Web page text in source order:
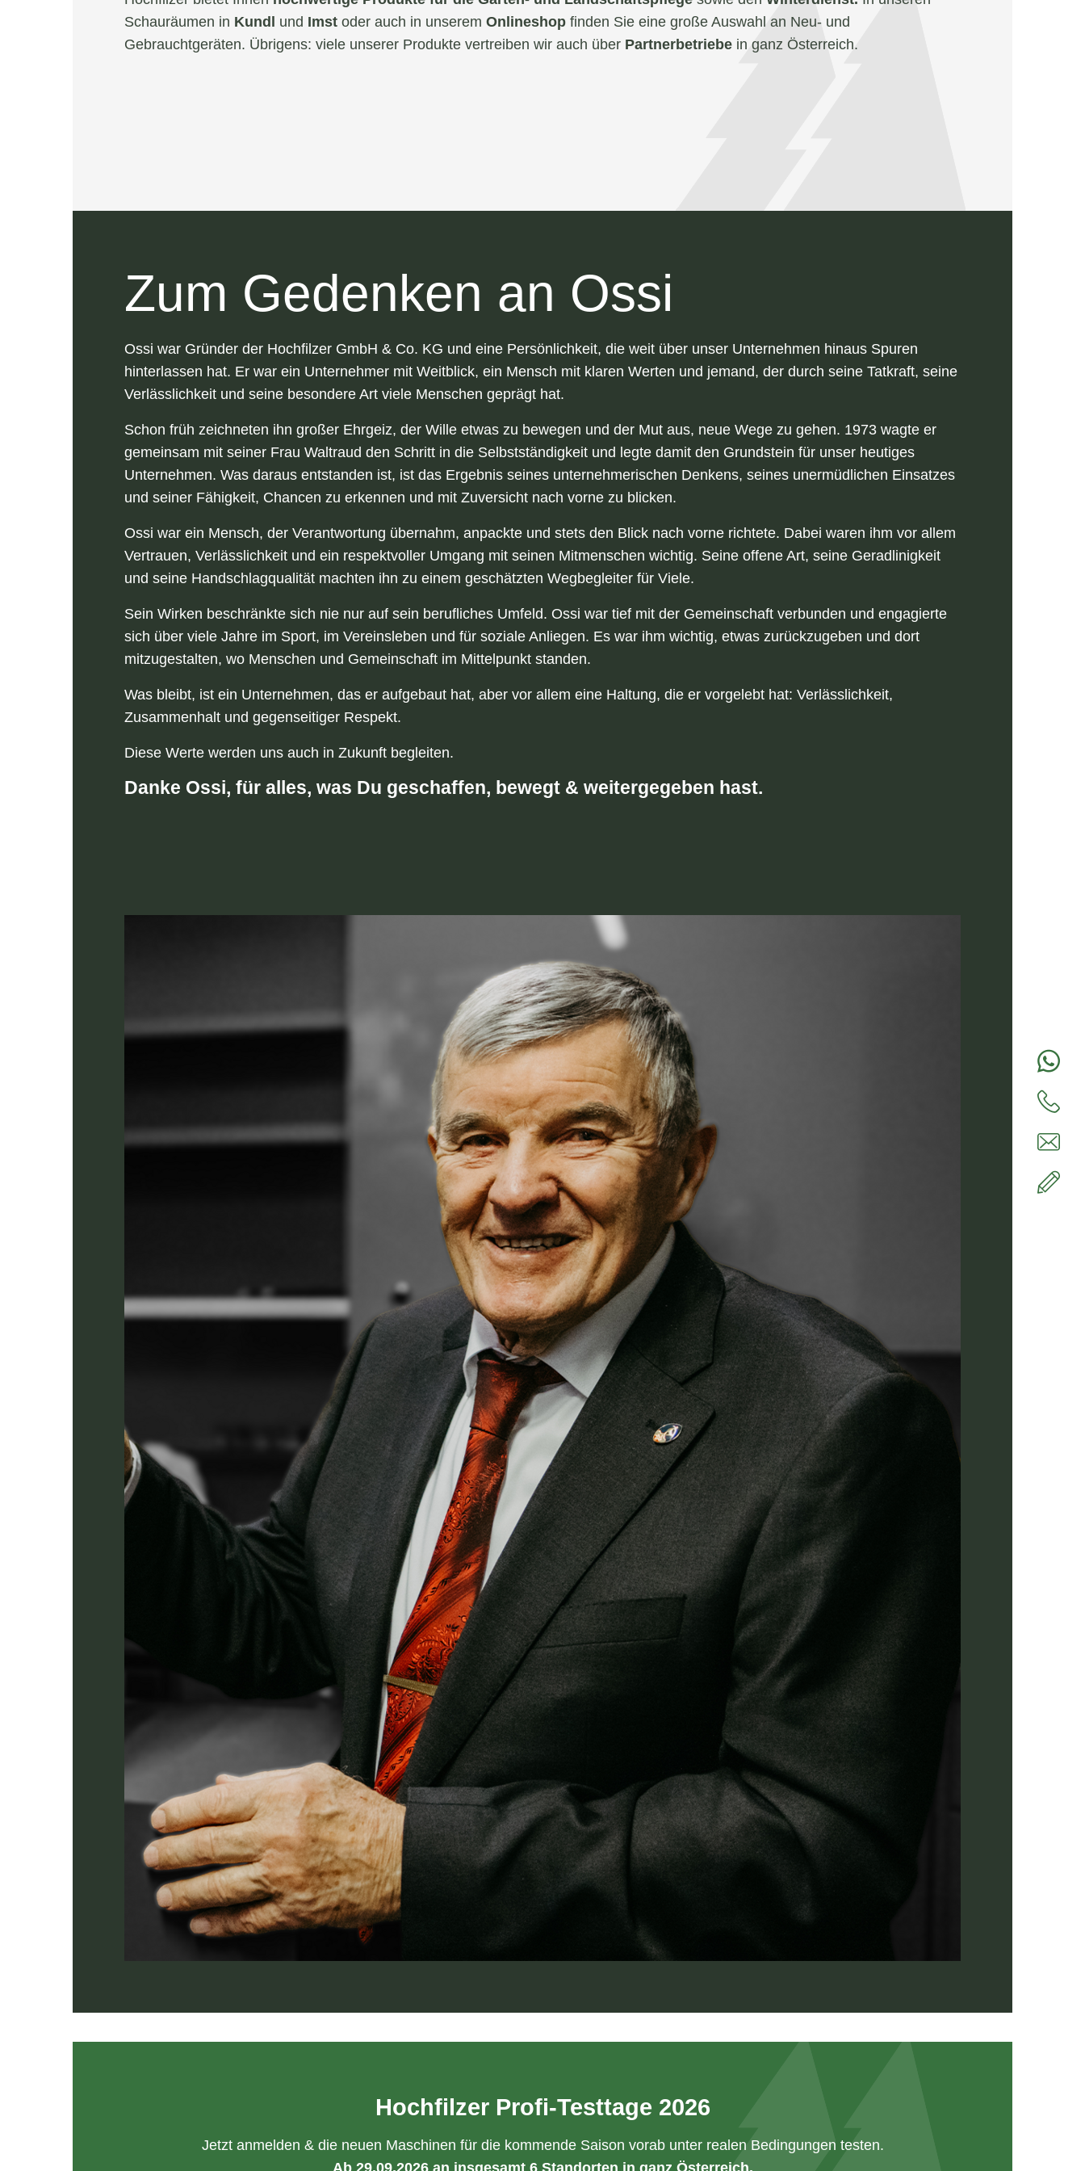
Schauräumen in Kundl und Imst oder auch in unserem Onlineshop finden Sie eine große Auswahl an Neu- und
Gebrauchtgeräten. Übrigens: viele unserer Produkte vertreiben wir auch über Partnerbetriebe in ganz Österreich.
Zum Gedenken an Ossi
Ossi war Gründer der Hochfilzer GmbH & Co. KG und eine Persönlichkeit, die weit über unser Unternehmen hinaus Spuren
hinterlassen hat. Er war ein Unternehmer mit Weitblick, ein Mensch mit klaren Werten und jemand, der durch seine Tatkraft, seine
Verlässlichkeit und seine besondere Art viele Menschen geprägt hat.
Schon früh zeichneten ihn großer Ehrgeiz, der Wille etwas zu bewegen und der Mut aus, neue Wege zu gehen. 1973 wagte er
gemeinsam mit seiner Frau Waltraud den Schritt in die Selbstständigkeit und legte damit den Grundstein für unser heutiges
Unternehmen. Was daraus entstanden ist, ist das Ergebnis seines unternehmerischen Denkens, seines unermüdlichen Einsatzes
und seiner Fähigkeit, Chancen zu erkennen und mit Zuversicht nach vorne zu blicken.
Ossi war ein Mensch, der Verantwortung übernahm, anpackte und stets den Blick nach vorne richtete. Dabei waren ihm vor allem
Vertrauen, Verlässlichkeit und ein respektvoller Umgang mit seinen Mitmenschen wichtig. Seine offene Art, seine Geradlinigkeit
und seine Handschlagqualität machten ihn zu einem geschätzten Wegbegleiter für Viele.
Sein Wirken beschränkte sich nie nur auf sein berufliches Umfeld. Ossi war tief mit der Gemeinschaft verbunden und engagierte
sich über viele Jahre im Sport, im Vereinsleben und für soziale Anliegen. Es war ihm wichtig, etwas zurückzugeben und dort
mitzugestalten, wo Menschen und Gemeinschaft im Mittelpunkt standen.
Was bleibt, ist ein Unternehmen, das er aufgebaut hat, aber vor allem eine Haltung, die er vorgelebt hat: Verlässlichkeit,
Zusammenhalt und gegenseitiger Respekt.
Diese Werte werden uns auch in Zukunft begleiten.
Danke Ossi, für alles, was Du geschaffen, bewegt & weitergegeben hast.
Hochfilzer Profi-Testtage 2026
Jetzt anmelden & die neuen Maschinen für die kommende Saison vorab unter realen Bedingungen testen.